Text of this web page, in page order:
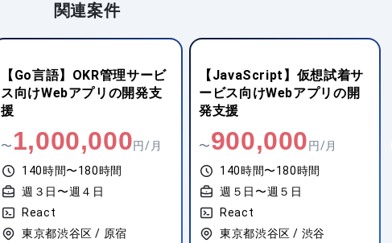
関連案件
【Go言語】OKR管理サービ
ス向けWebアプリの開発支
援
〜 1,000,000円/月
140時間〜180時間
週３日〜週４日
React
東京都渋谷区 / 原宿
【JavaScript】仮想試着サ
ービス向けWebアプリの開
発支援
〜900,000 円/月
140時間〜180時間
週５日〜週５日
React
東京都渋谷区 / 渋谷